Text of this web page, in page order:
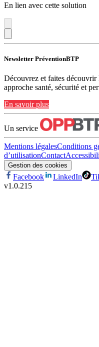
En lien avec cette solution
Newsletter PréventionBTP
Découvrez et faites
approche santé, sécurité et
En savoir plus
Un service
Mentions légalesConditions
d’utilisationContact
Gestion des cookies
Facebook LinkedIn
v1.0.215